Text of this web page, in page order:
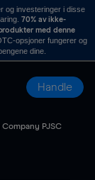
og investeringer i disse
70% av ikke-
med denne
opsjoner fungerer og
dine.
Handle
PJSC